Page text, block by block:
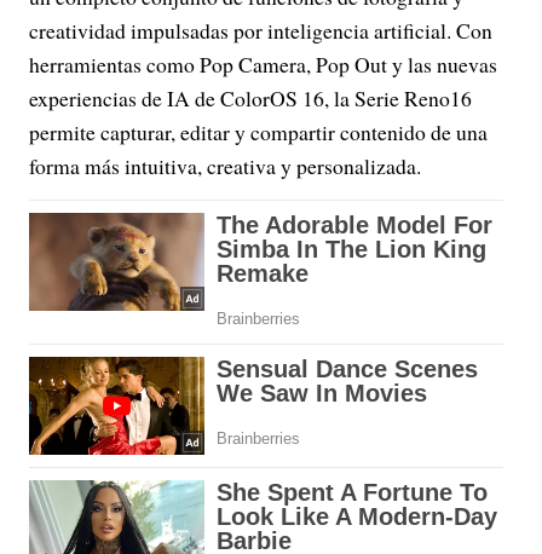
creatividad impulsadas por inteligencia artificial. Con
herramientas como Pop Camera, Pop Out y las nuevas
experiencias de IA de ColorOS 16, la Serie Reno16
permite capturar, editar y compartir contenido de una
forma más intuitiva, creativa y personalizada.